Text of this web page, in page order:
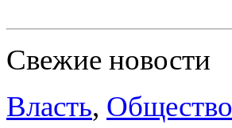
Свежие новости
Власть, Общество